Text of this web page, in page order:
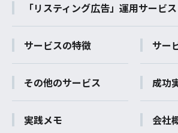
「リスティング広告」運用サービス
サービスの特徴 サー
その他のサービス 成功
実践メモ 会社